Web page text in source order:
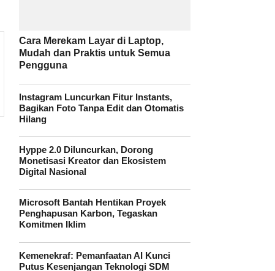
Cara Merekam Layar di Laptop,
Mudah dan Praktis untuk Semua
Pengguna
Instagram Luncurkan Fitur Instants,
Bagikan Foto Tanpa Edit dan Otomatis
Hilang
Hyppe 2.0 Diluncurkan, Dorong
Monetisasi Kreator dan Ekosistem
Digital Nasional
Microsoft Bantah Hentikan Proyek
Penghapusan Karbon, Tegaskan
Komitmen Iklim
Kemenekraf: Pemanfaatan AI Kunci
Putus Kesenjangan Teknologi SDM